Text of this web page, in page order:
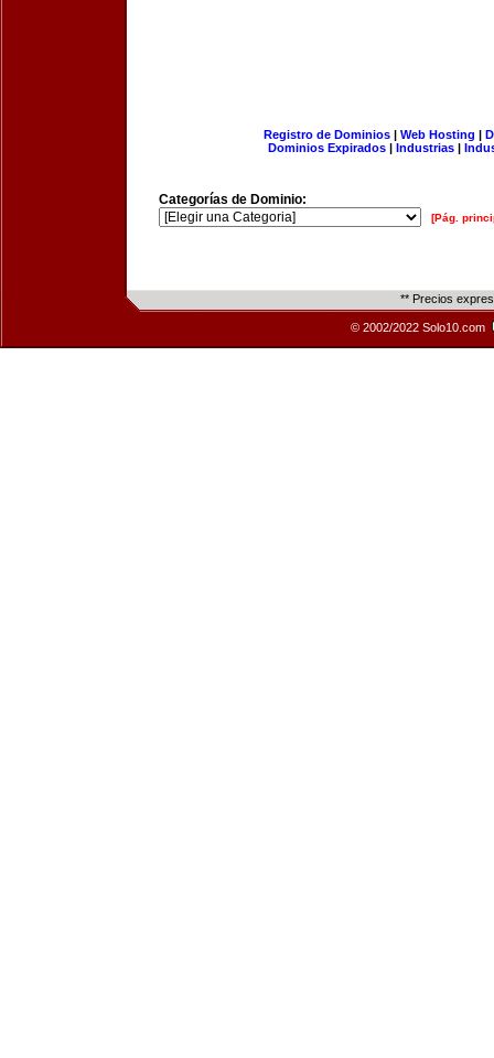
Registro de Dominios| Web Hosting |
Dominios Expirados | Industrias |
Categorías de Dominio:
[Pág.
** Precios
© 2002/2022 Solo10.com